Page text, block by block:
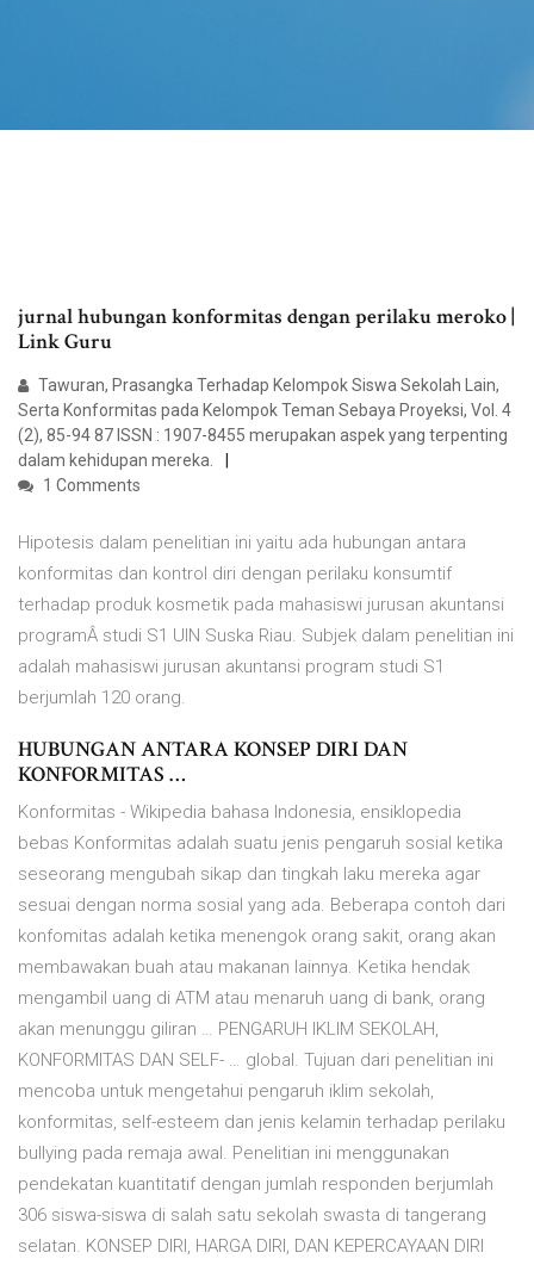
jurnal hubungan konformitas dengan perilaku meroko |
Link Guru
Tawuran, Prasangka Terhadap Kelompok Siswa Sekolah Lain,
Serta Konformitas pada Kelompok Teman Sebaya Proyeksi, Vol. 4
(2), 85-94 87 ISSN : 1907-8455 merupakan aspek yang terpenting
dalam kehidupan mereka.
1 Comments
Hipotesis dalam penelitian ini yaitu ada hubungan antara
konformitas dan kontrol diri dengan perilaku konsumtif
terhadap produk kosmetik pada mahasiswi jurusan akuntansi
programÂ studi S1 UIN Suska Riau. Subjek dalam penelitian ini
adalah mahasiswi jurusan akuntansi program studi S1
berjumlah 120 orang.
HUBUNGAN ANTARA KONSEP DIRI DAN
KONFORMITAS …
Konformitas - Wikipedia bahasa Indonesia, ensiklopedia
bebas Konformitas adalah suatu jenis pengaruh sosial ketika
seseorang mengubah sikap dan tingkah laku mereka agar
sesuai dengan norma sosial yang ada. Beberapa contoh dari
konfomitas adalah ketika menengok orang sakit, orang akan
membawakan buah atau makanan lainnya. Ketika hendak
mengambil uang di ATM atau menaruh uang di bank, orang
akan menunggu giliran … PENGARUH IKLIM SEKOLAH,
KONFORMITAS DAN SELF- … global. Tujuan dari penelitian ini
mencoba untuk mengetahui pengaruh iklim sekolah,
konformitas, self-esteem dan jenis kelamin terhadap perilaku
bullying pada remaja awal. Penelitian ini menggunakan
pendekatan kuantitatif dengan jumlah responden berjumlah
306 siswa-siswa di salah satu sekolah swasta di tangerang
selatan. KONSEP DIRI, HARGA DIRI, DAN KEPERCAYAAN DIRI